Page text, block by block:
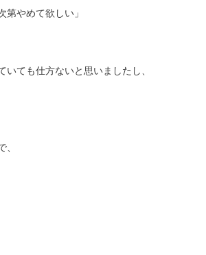
やめて欲しい」
ても仕方ないと思いましたし、